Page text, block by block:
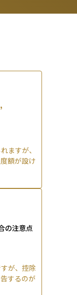
ますが、
額が設け
の注意点
が、控除
するのが